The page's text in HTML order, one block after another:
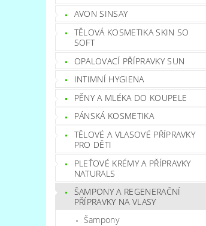
AVON SINSAY
TĚLOVÁ KOSMETIKA SKIN SO
SOFT
OPALOVACÍ PŘÍPRAVKY SUN
INTIMNÍ HYGIENA
PĚNY A MLÉKA DO KOUPELE
PÁNSKÁ KOSMETIKA
TĚLOVÉ A VLASOVÉ PŘÍPRAVKY
PRO DĚTI
PLEŤOVÉ KRÉMY A PŘÍPRAVKY
NATURALS
ŠAMPONY A REGENERAČNÍ
PŘÍPRAVKY NA VLASY
Šampony